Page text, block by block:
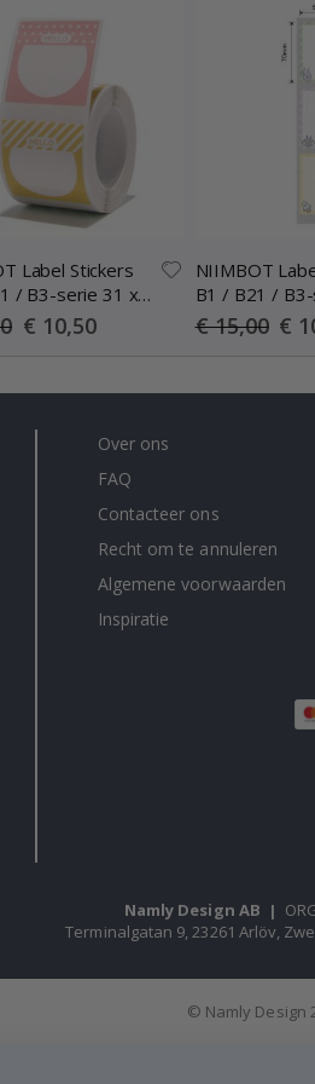
Label Stickers
/ B3-serie 31 x
220 stuks / Hallo
Special
Price
€ 10,50
NIIMBOT
B1 / B21 /
70 mm / 110
Campingteam
€ 15,00 Price
€
Over ons
FAQ
Contacteer ons
Recht om te annuleren
Algemene voorwaarden
Inspiratie
Namly Design AB |
Terminalgatan 9, 23261 Arlöv,
© Namly Design